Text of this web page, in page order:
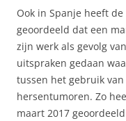
Ook in Spanje heeft
geoordeeld dat een
zijn werk als gevolg
uitspraken gedaan
tussen het gebruik
hersentumoren. Zo
maart 2017